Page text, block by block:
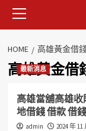
Menu
HOME 高雄黃金借
高雄黃金借
最新消息
高雄當舖高雄
地借錢 借款 借
admin 2024 年 11